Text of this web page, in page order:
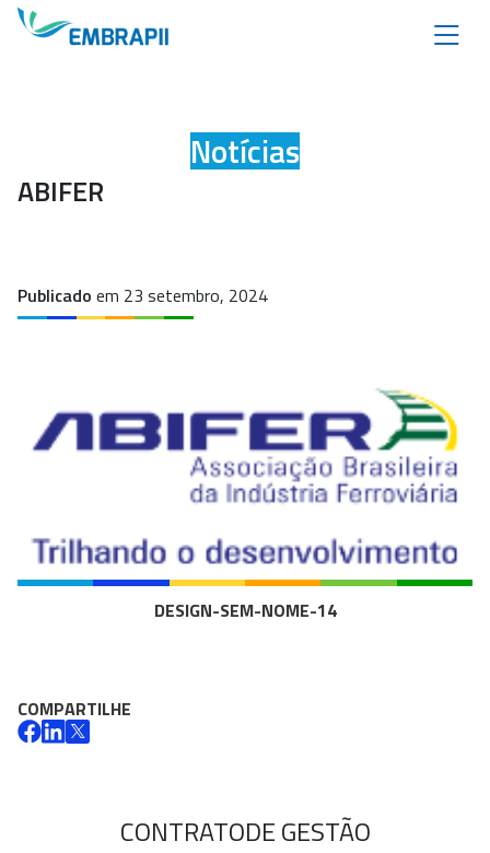
Notícias
ABIFER
Publicado em 23 setembro, 2024
DESIGN-SEM-NOME-14
COMPARTILHE
CONTRATODE GESTÃO